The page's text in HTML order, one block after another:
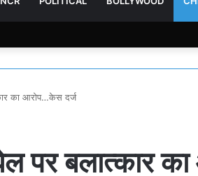
का आरोप…केस दर्ज
पर बलात्कार